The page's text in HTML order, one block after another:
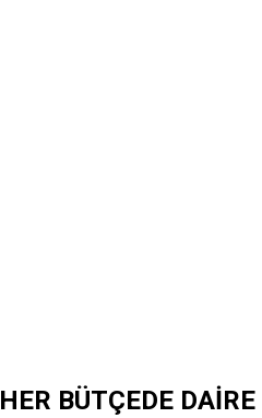
HER BÜTÇEDE